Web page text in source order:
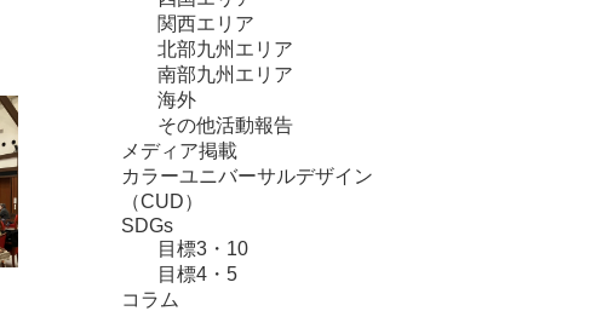
関西エリア
北部九州エリア
南部九州エリア
海外
その他活動報告
メディア掲載
カラーユニバーサルデザイン
（CUD）
SDGs
目標3・10
目標4・5
コラム